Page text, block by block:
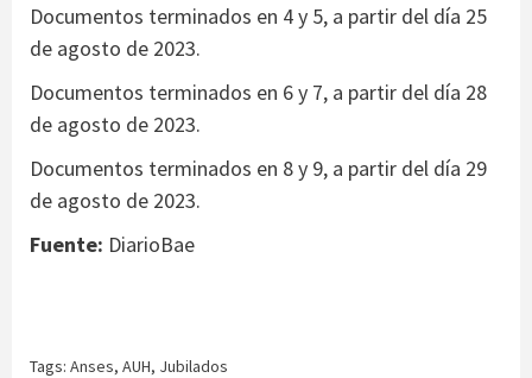
Documentos terminados en 4 y 5, a partir del día 25
de agosto de 2023.
Documentos terminados en 6 y 7, a partir del día 28
de agosto de 2023.
Documentos terminados en 8 y 9, a partir del día 29
de agosto de 2023.
Fuente: DiarioBae
Tags: Anses, AUH, Jubilados